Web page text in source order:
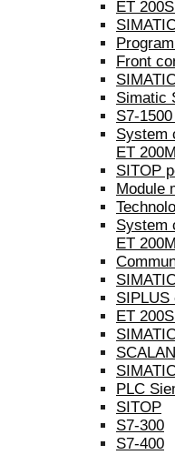
ET
Front
Simatic
S7-
System
ET
SITOP
Module
System
ET 200M
SIPLUS
ET
PLC
SITOP
S7-300
S7-400